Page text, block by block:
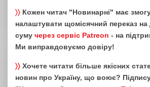
〉〉 Кожен читач "Новинарні" має
налаштувати щомісячний переказ на
суму через сервіс Patreon - на
Ми виправдовуємо довіру!
〉〉 Хочете читати більше якісних
новин про Україну, що воює?